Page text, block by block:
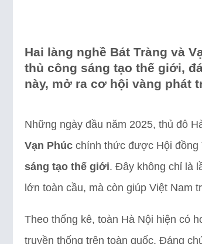
Hai làng nghề Bát Tràng và
thủ công sáng tạo thế giới,
này, mở ra cơ hội vàng phát
Những ngày đầu năm 2025, thủ đô
Vạn Phúc chính thức được Hội đồng
sáng tạo thế giới. Đây không chỉ là
lớn toàn cầu, mà còn giúp Việt Nam
Theo thống kê, toàn Hà Nội hiện có
truyền thống trên toàn quốc. Đáng